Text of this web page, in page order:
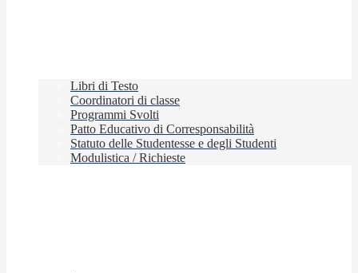
Libri di Testo
Coordinatori di classe
Programmi Svolti
Patto Educativo di Corresponsabilità
Statuto delle Studentesse e degli Studenti
Modulistica / Richieste